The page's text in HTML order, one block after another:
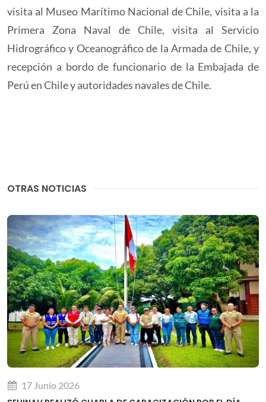
visita al Museo Marítimo Nacional de Chile, visita a la
Primera Zona Naval de Chile, visita al Servicio
Hidrográfico y Oceanográfico de la Armada de Chile, y
recepción a bordo de funcionario de la Embajada de
Perú en Chile y autoridades navales de Chile.
OTRAS NOTICIAS
17 Junio 2026